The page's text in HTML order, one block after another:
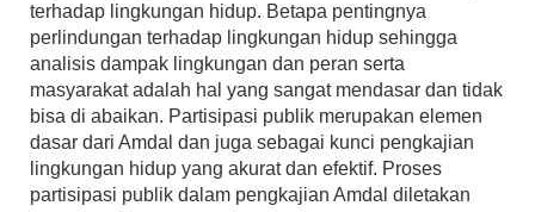
terhadap lingkungan hidup. Betapa pentingnya
perlindungan terhadap lingkungan hidup sehingga
analisis dampak lingkungan dan peran serta
masyarakat adalah hal yang sangat mendasar dan tidak
bisa di abaikan. Partisipasi publik merupakan elemen
dasar dari Amdal dan juga sebagai kunci pengkajian
lingkungan hidup yang akurat dan efektif. Proses
partisipasi publik dalam pengkajian Amdal diletakan